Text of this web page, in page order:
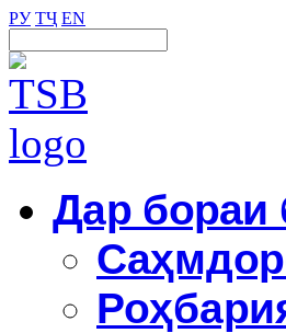
РУ ТҶ EN
Дар бораи